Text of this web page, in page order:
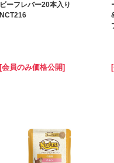
ビーフレバー20本入り
NCT216
[会員のみ価格公開]